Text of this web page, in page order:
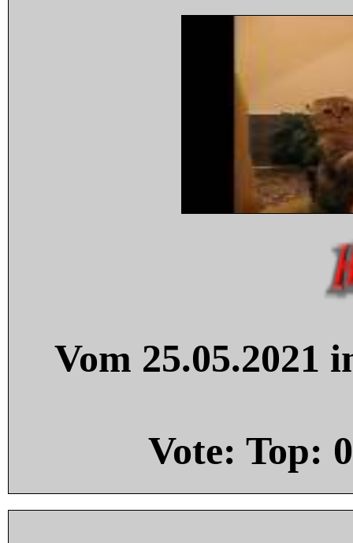
Vom 25.05.2021
Vote: Top: 0